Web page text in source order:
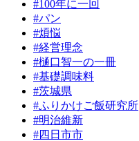
#100年に一回
#パン
#煩悩
#経営理念
#樋口智一の一冊
#基礎調味料
#茨城県
#ふりかけご飯研究所
#明治維新
#四日市市